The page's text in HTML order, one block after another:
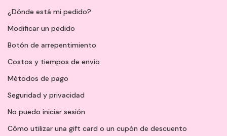
¿Dónde está mi pedido?
Modificar un pedido
Botón de arrepentimiento
Costos y tiempos de envío
Métodos de pago
Seguridad y privacidad
No puedo iniciar sesión
Cómo utilizar una gift card o un cupón de descuento